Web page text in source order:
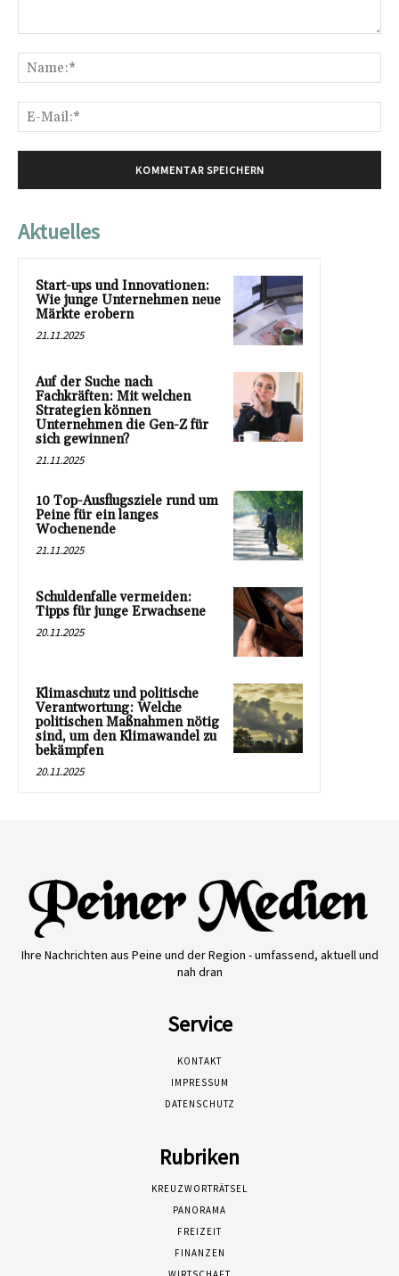
Aktuelles
Start-ups und Innovationen:
Wie junge Unternehmen neue
Märkte erobern
21.11.2025
Auf der Suche nach
Fachkräften: Mit welchen
Strategien können
Unternehmen die Gen-Z für
sich gewinnen?
21.11.2025
10 Top-Ausflugsziele rund um
Peine für ein langes
Wochenende
21.11.2025
Schuldenfalle vermeiden:
Tipps für junge Erwachsene
20.11.2025
Klimaschutz und politische
Verantwortung: Welche
politischen Maßnahmen nötig
sind, um den Klimawandel zu
bekämpfen
20.11.2025
Ihre Nachrichten aus Peine und der Region - umfassend, aktuell und
nah dran
Service
KONTAKT
IMPRESSUM
DATENSCHUTZ
Rubriken
KREUZWORTRÄTSEL
PANORAMA
FREIZEIT
FINANZEN